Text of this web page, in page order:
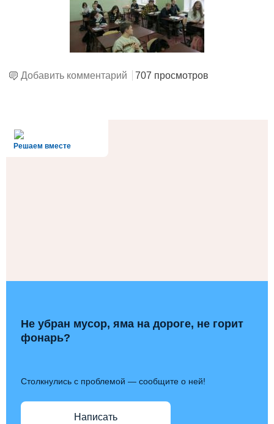
Добавить комментарий 707 просмотров
Решаем вместе
Не убран мусор, яма на дороге, не горит
фонарь?
Столкнулись с проблемой — сообщите о ней!
Написать